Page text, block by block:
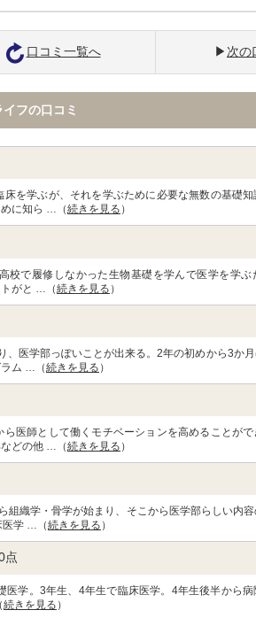
口コミ一覧へ 次の
フの口コミ
を学ぶが、それを学ぶために必要な無数の基礎
に知ら …（続きを見る ）
校で履修しなかった生物基礎を学んで医学を学ぶ
トがと …（続きを見る ）
、医学部っぽいことが出来る。2年の初めから3か
ラム …（続きを見る ）
医師として働くモチベーションを高めることが
どの他 …（続きを見る ）
組織学・骨学が始まり、そこから医学部らしい内
医学 …（続きを見る ）
点
学。3年生、4年生で臨床医学。4年生後半から病
続きを見る ）